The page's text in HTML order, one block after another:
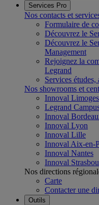
Services Pro
Nos contacts et
Formulaire de
Découvrez le
Découvrez le
Management
Rejoignez la
Legrand
Services
Nos showrooms et
Innoval Limoges
Legrand
Innoval
Innoval Lyon
Innoval Lille
Innoval Aix-en-
Innoval Nantes
Innoval
Nos directions
Carte
Contacter une
Outils